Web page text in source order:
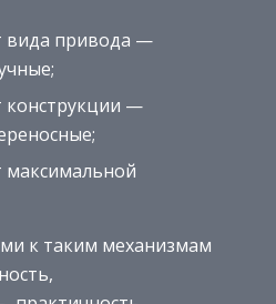
вида привода —
конструкции —
максимальной
к таким механизмам